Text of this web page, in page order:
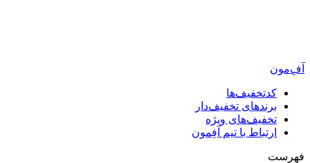
آفِ‌مون
کدتخفیف‌ها
برندهای تخفیف‌دار
تخفیف‌های ویژه
ارتباط با تیم آفِمون
فهرست